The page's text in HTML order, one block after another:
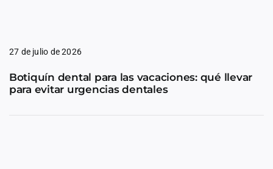
27 de julio de 2026
Botiquín dental para las vacaciones: qué llevar
para evitar urgencias dentales